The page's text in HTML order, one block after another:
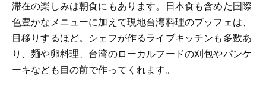
滞在の楽しみは朝食にもあります。日本食も含めた国際
色豊かなメニューに加えて現地台湾料理のブッフェは、
目移りするほど。シェフが作るライブキッチンも多数あ
り、麺や卵料理、台湾のローカルフードの刈包やパンケ
ーキなども目の前で作ってくれます。